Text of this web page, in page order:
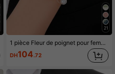
21
1 pièce Fleur de poignet pour femme, Camélia vert olive associé à une décoration de rose beige, Bracelet floral élégant avec perles pour mariée, demoiselle d'honneur, mariage, fête, port quotidien
DH104.72